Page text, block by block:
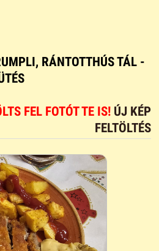
RÁNTOTTHÚS TÁL -
FEL FOTÓT TE IS! ÚJ KÉP
FELTÖLTÉS